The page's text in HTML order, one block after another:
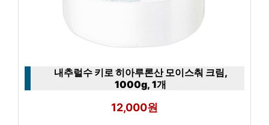
내추럴수 키로 히아루론산 모이스춰 크림,
1000g, 1개
12,000원